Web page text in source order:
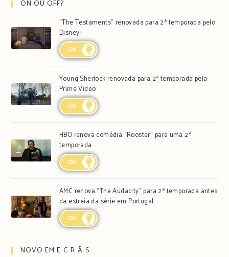
ON OU OFF?
“The Testaments” renovada para 2ª temporada pelo
Disney+
ON
Young Sherlock renovada para 2ª temporada pela
Prime Video
ON
HBO renova comédia “Rooster” para uma 2ª
temporada
ON
AMC renova “The Audacity” para 2ª temporada antes
da estreia da série em Portugal
ON
NOVO EM E∙C∙R∙Ã∙S